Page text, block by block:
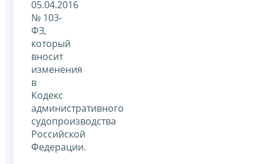
05.04.2016
№ 103-
ФЗ,
который
вносит
изменения
в
Кодекс
административного
судопроизводства
Российской
Федерации.